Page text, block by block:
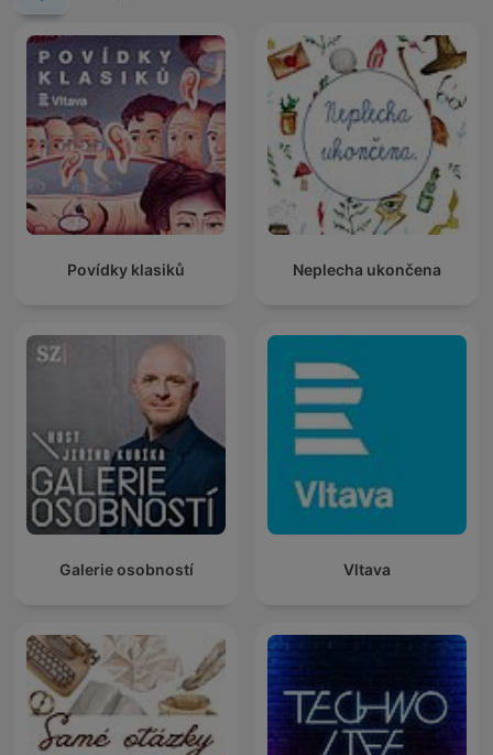
Povídky klasiků Neplecha ukončena
Galerie osobností Vltava